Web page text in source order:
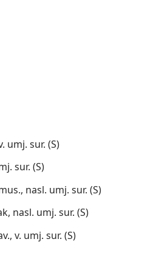
umj. sur. (S)
sur. (S)
nasl. umj. sur. (S)
nasl. umj. sur. (S)
v. umj. sur. (S)